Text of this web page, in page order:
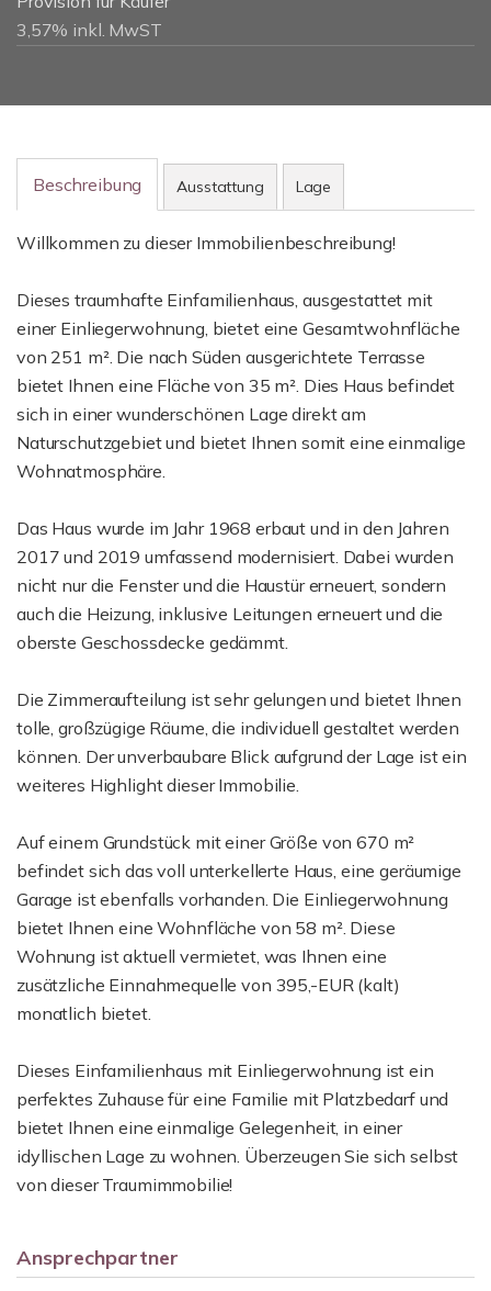
3,57% inkl. MwST
Beschreibung Ausstattung Lage
Willkommen zu dieser Immobilienbeschreibung!
Dieses traumhafte Einfamilienhaus, ausgestattet mit
einer Einliegerwohnung, bietet eine Gesamtwohnfläche
von 251 m². Die nach Süden ausgerichtete Terrasse
bietet Ihnen eine Fläche von 35 m². Dies Haus befindet
sich in einer wunderschönen Lage direkt am
Naturschutzgebiet und bietet Ihnen somit eine einmalige
Wohnatmosphäre.
Das Haus wurde im Jahr 1968 erbaut und in den Jahren
2017 und 2019 umfassend modernisiert. Dabei wurden
nicht nur die Fenster und die Haustür erneuert, sondern
auch die Heizung, inklusive Leitungen erneuert und die
oberste Geschossdecke gedämmt.
Die Zimmeraufteilung ist sehr gelungen und bietet Ihnen
tolle, großzügige Räume, die individuell gestaltet werden
können. Der unverbaubare Blick aufgrund der Lage ist ein
weiteres Highlight dieser Immobilie.
Auf einem Grundstück mit einer Größe von 670 m²
befindet sich das voll unterkellerte Haus, eine geräumige
Garage ist ebenfalls vorhanden. Die Einliegerwohnung
bietet Ihnen eine Wohnfläche von 58 m². Diese
Wohnung ist aktuell vermietet, was Ihnen eine
zusätzliche Einnahmequelle von 395,-EUR (kalt)
monatlich bietet.
Dieses Einfamilienhaus mit Einliegerwohnung ist ein
perfektes Zuhause für eine Familie mit Platzbedarf und
bietet Ihnen eine einmalige Gelegenheit, in einer
idyllischen Lage zu wohnen. Überzeugen Sie sich selbst
von dieser Traumimmobilie!
Ansprechpartner